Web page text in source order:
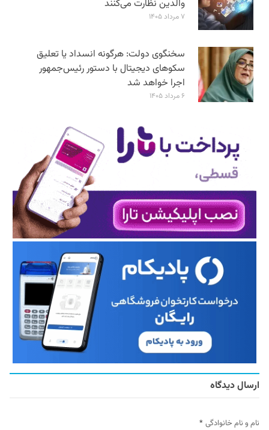
والدین نظارت می‌کنند
۷ مرداد ۱۴۰۵
سخنگوی دولت: هرگونه انسداد یا تعلیق
سکوهای دیجیتال با دستور رئیس‌جمهور
اجرا خواهد شد
۶ مرداد ۱۴۰۵
ارسال دیدگاه
نام و نام خانوادگی *